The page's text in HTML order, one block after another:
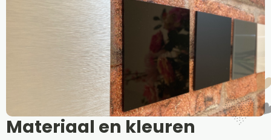
Materiaal en kleuren